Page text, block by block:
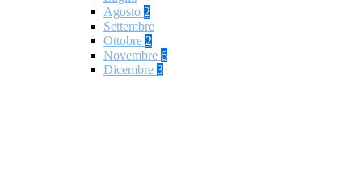
Agosto 2
Settembre
Ottobre 2
Novembre 6
Dicembre 3